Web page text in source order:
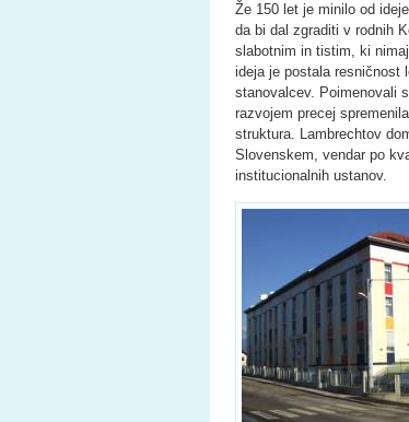
Že 150 let je minilo od
da bi dal zgraditi v rodnih
slabotnim in tistim, ki
ideja je postala resničnost
stanovalcev. Poimenovali
razvojem precej
struktura. Lambrechtov
Slovenskem, vendar po
institucionalnih ustanov.